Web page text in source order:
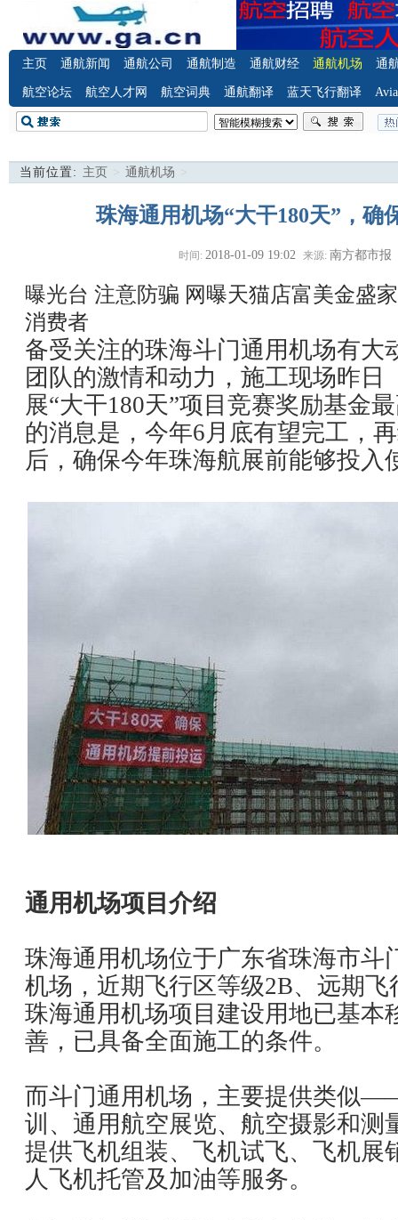
主页 通航新闻 通航公司 通航制造 通航财经 通航机场 通
航空论坛 航空人才网 航空词典 通航翻译 蓝天飞行翻译
当前位置: 主页 > 通航机场 >
珠海通用机场“大干180天”，确
时间: 2018-01-09 19:02 来源: 南方都市报
曝光台 注意防骗 网曝天猫店富美金盛
消费者
备受关注的珠海斗门通用机场有大
团队的激情和动力，施工现场昨日
展“大干180天”项目竞赛奖励基金
的消息是，今年6月底有望完工，
后，确保今年珠海航展前能够投入
通用机场项目介绍
珠海通用机场位于广东省珠海市斗
机场，近期飞行区等级2B、远期
珠海通用机场项目建设用地已基本
善，已具备全面施工的条件。
而斗门通用机场，主要提供类似
训、通用航空展览、航空摄影和测
提供飞机组装、飞机试飞、飞机展
人飞机托管及加油等服务。